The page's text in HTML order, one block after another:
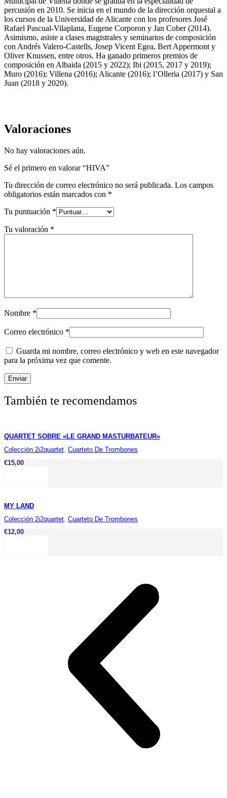
percusión en 2010. Se inicia en el mundo de la dirección orquestal a
los cursos de la Universidad de Alicante con los profesores José
Rafael Pascual-Vilaplana, Eugene Corporon y Jan Cober (2014).
Asimismo, asiste a clases magistrales y seminarios de composición
con Andrés Valero-Castells, Josep Vicent Egea, Bert Appermont y
Oliver Knussen, entre otros. Ha ganado primeros premios de
composición en Albaida (2015 y 2022); Ibi (2015, 2017 y 2019);
Muro (2016); Villena (2016); Alicante (2016); l’Olleria (2017) y San
Juan (2018 y 2020).
Valoraciones
No hay valoraciones aún.
Sé el primero en valorar “HIVA”
Tu dirección de correo electrónico no será publicada. Los campos
obligatorios están marcados con *
Tu puntuación *
Tu valoración *
Nombre *
Correo electrónico *
Guarda mi nombre, correo electrónico y web en este navegador
para la próxima vez que comente.
También te recomendamos
QUARTET SOBRE «LE GRAND MASTURBATEUR»
Colección 2i2quartet, Cuarteto De Trombones
€15,00
MY LAND
Colección 2i2quartet Cuarteto De Trombones
€12,00